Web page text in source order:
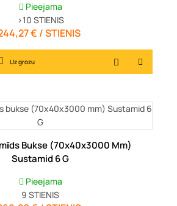
Pieejama
>10 STIENIS
€ / STIENIS
Uz grozu
Bukse (70x40x3000 Mm)
Sustamid 6 G
Pieejama
9 STIENIS